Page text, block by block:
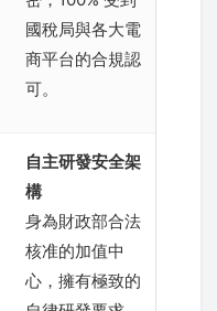
國稅局與各大電
商平台的合規認
可。
自主研發安全架
構
身為財政部合法
核准的加值中
心，擁有極致的